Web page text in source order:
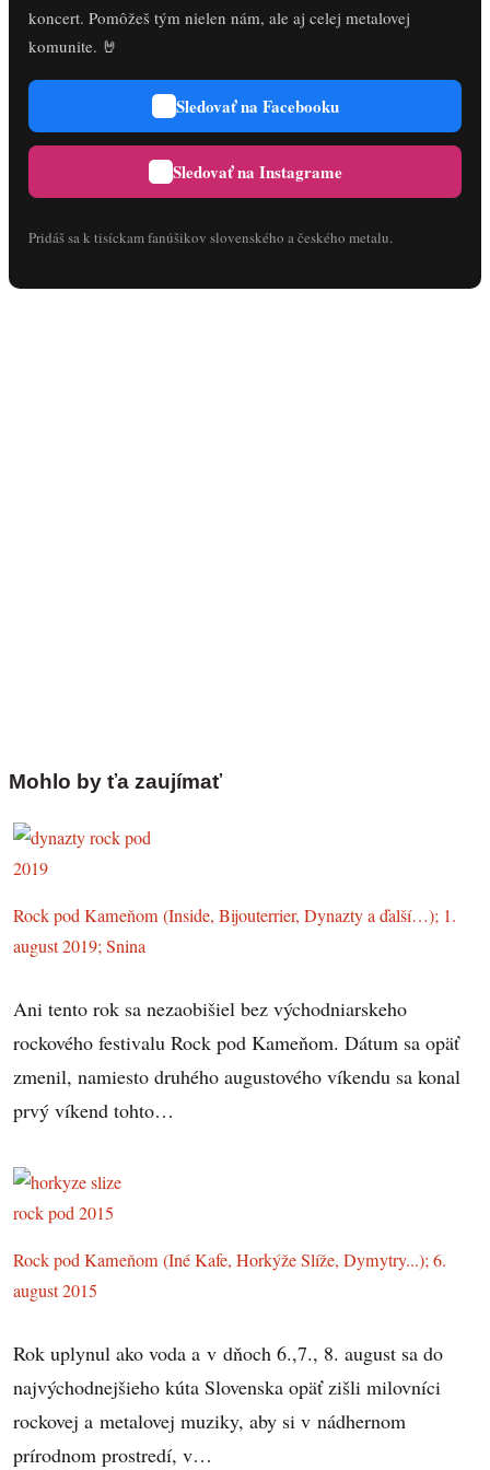
koncert. Pomôžeš tým nielen nám, ale aj celej metalovej
komunite. 🤘
Sledovať na Facebooku
Sledovať na Instagrame
Pridáš sa k tisíckam fanúšikov slovenského a českého metalu.
Mohlo by ťa zaujímať
Rock pod Kameňom (Inside, Bijouterrier, Dynazty a ďalší…); 1.
august 2019; Snina
Ani tento rok sa nezaobišiel bez východniarskeho
rockového festivalu Rock pod Kameňom. Dátum sa opäť
zmenil, namiesto druhého augustového víkendu sa konal
prvý víkend tohto…
Rock pod Kameňom (Iné Kafe, Horkýže Slíže, Dymytry...); 6.
august 2015
Rok uplynul ako voda a v dňoch 6.,7., 8. august sa do
najvýchodnejšieho kúta Slovenska opäť zišli milovníci
rockovej a metalovej muziky, aby si v nádhernom
prírodnom prostredí, v…